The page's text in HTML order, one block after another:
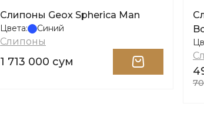
Слипоны Geox Spherica Man
Цвета: Синий
Слипоны
1 713 000 сум